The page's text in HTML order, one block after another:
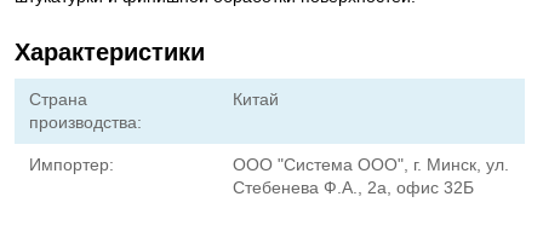
Характеристики
Страна
производства:
Китай
Импортер:
ООО "Система ООО", г. Минск, ул.
Стебенева Ф.А., 2а, офис 32Б